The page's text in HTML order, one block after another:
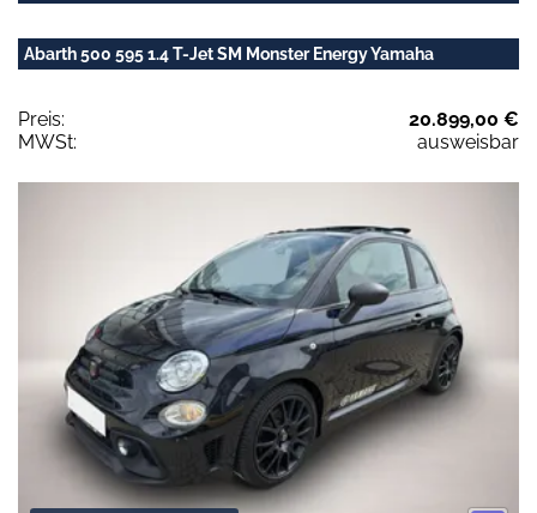
Abarth 500 595 1.4 T-Jet SM Monster Energy Yamaha
Preis:
20.899,00 €
MWSt:
ausweisbar